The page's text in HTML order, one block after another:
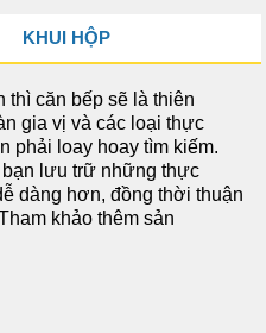
KHUI HỘP
thì căn bếp sẽ là thiên
gia vị và các loại thực
phải loay hoay tìm kiếm.
lưu trữ những thực
dàng hơn, đồng thời thuận
khảo thêm sản